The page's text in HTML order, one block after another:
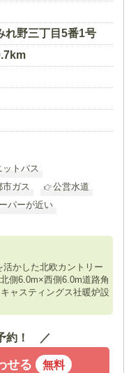
潟市北区 すみれ野三丁目5番1号
ットバス
市ガス
公営水道
パーが近い
かした北欧カントリー
側6.0m×西側6.0m道路角
ャスティングス社暖炉設
約！
せる 無料